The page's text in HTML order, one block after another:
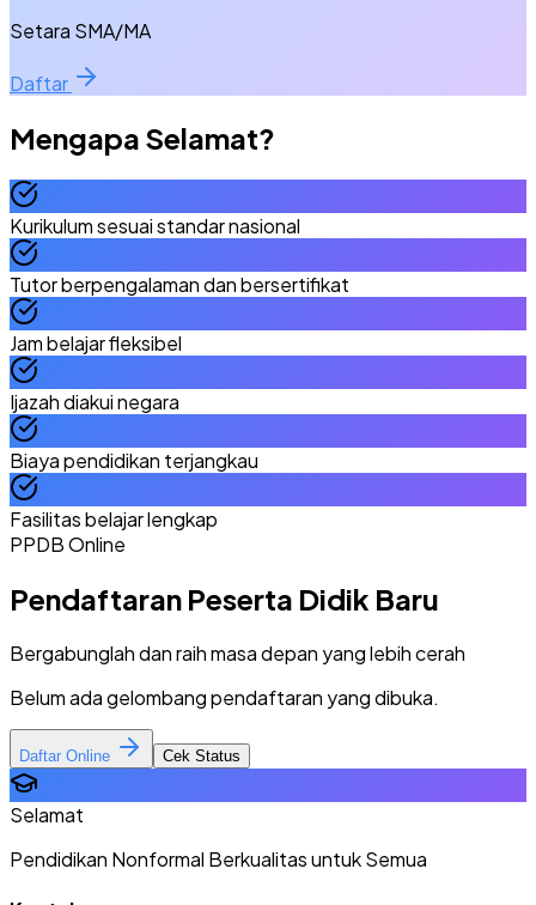
Setara SMA/MA
Daftar
Mengapa Selamat?
Kurikulum sesuai standar nasional
Tutor berpengalaman dan bersertifikat
Jam belajar fleksibel
Ijazah diakui negara
Biaya pendidikan terjangkau
Fasilitas belajar lengkap
PPDB Online
Pendaftaran Peserta Didik Baru
Bergabunglah dan raih masa depan yang lebih cerah
Belum ada gelombang pendaftaran yang dibuka.
Daftar Online Cek Status
Selamat
Pendidikan Nonformal Berkualitas untuk Semua